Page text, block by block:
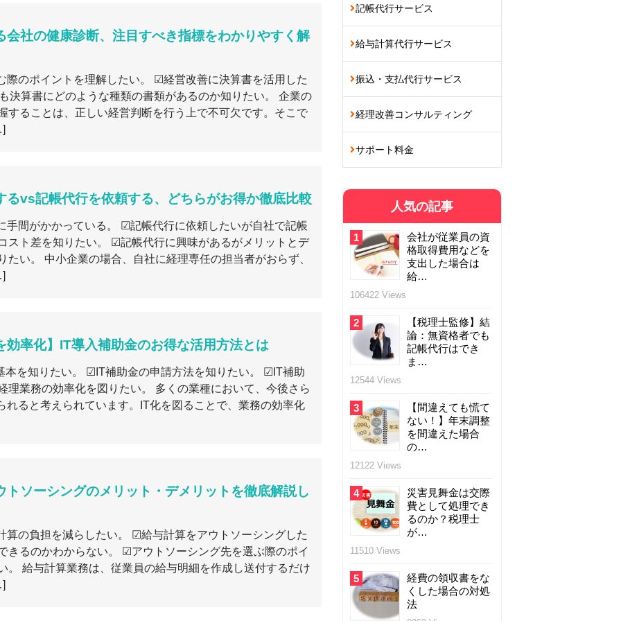
会社の健康診断、注目すべき指標をわかりやすく解
際のポイントを理解したい。 ☑経営改善に決算書を活用した
決算書にどのような種類の書類があるのか知りたい。 企業の
することは、正しい経営判断を行う上で不可欠です。そこで
るvs記帳代行を依頼する、どちらがお得か徹底比較
手間がかかっている。 ☑記帳代行に依頼したいが自社で記帳
スト差を知りたい。 ☑記帳代行に興味があるがメリットとデ
たい。 中小企業の場合、自社に経理専任の担当者がおらず、
効率化】IT導入補助金のお得な活用方法とは
本を知りたい。 ☑IT補助金の申請方法を知りたい。 ☑IT補助
理業務の効率化を図りたい。 多くの業種において、今後さら
れると考えられています。IT化を図ることで、業務の効率化
トソーシングのメリット・デメリットを徹底解説し
算の負担を減らしたい。 ☑給与計算をアウトソーシングした
きるのかわからない。 ☑アウトソーシング先を選ぶ際のポイ
。 給与計算業務は、従業員の給与明細を作成し送付するだけ
記帳代行サービス
給与計算代行サービス
振込・支払代行サービス
経理改善コンサルティング
サポート料金
人気の記事
1
会社が従業員の資
格取得費用などを
支出した場合は
給…
106422 Views
2
【税理士監修】結
論：無資格者でも
記帳代行はでき
ま…
12544 Views
3
【間違えても慌て
ない！】年末調整
を間違えた場合
の…
12122 Views
4
災害見舞金は交際
費として処理でき
るのか？税理士
が…
11510 Views
5
経費の領収書をな
くした場合の対処
法